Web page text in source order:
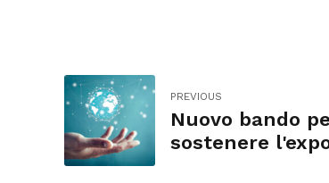
PREVIOUS
Nuovo bando
sostenere